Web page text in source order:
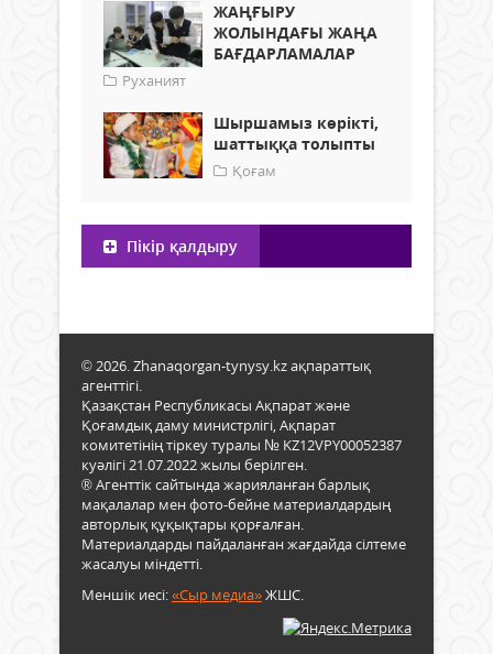
ЖАҢҒЫРУ
ЖОЛЫНДАҒЫ ЖАҢА
БАҒДАРЛАМАЛАР
Руханият
Шыршамыз көрікті,
шаттыққа толыпты
Қоғам
Пікір қалдыру
© 2026. Zhanaqorgan-tynysy.kz ақпараттық
агенттігі.
Қазақстан Республикасы Ақпарат және
Қоғамдық даму министрлігі, Ақпарат
комитетінің тіркеу туралы № KZ12VPY00052387
куәлігі 21.07.2022 жылы берілген.
® Агенттік сайтында жарияланған барлық
мақалалар мен фото-бейне материалдардың
авторлық құқықтары қорғалған.
Материалдарды пайдаланған жағдайда сілтеме
жасалуы міндетті.
Меншік иесі:«Сыр медиа»ЖШС.